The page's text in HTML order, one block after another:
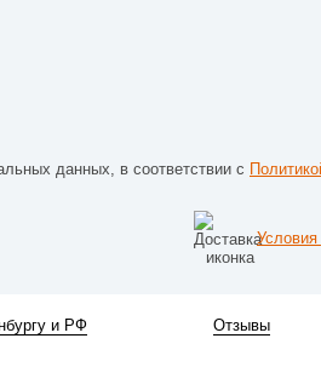
данных, в соответствии с
Условия
и РФ Отзывы